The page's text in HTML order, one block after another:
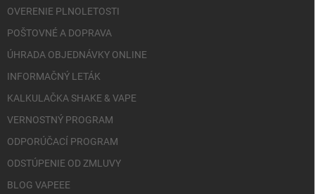
OVERENIE PLNOLETOSTI
POŠTOVNÉ A DOPRAVA
ÚHRADA OBJEDNÁVKY ONLINE
INFORMAČNÝ LETÁK
KALKULAČKA SHAKE & VAPE
VERNOSTNÝ PROGRAM
ODPORÚČACÍ PROGRAM
ODSTÚPENIE OD ZMLUVY
BLOG VAPEEE